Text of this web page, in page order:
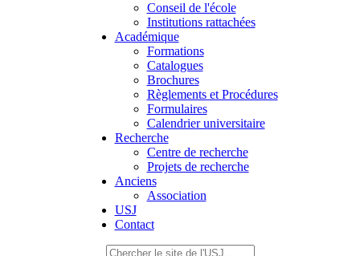
Conseil de l'école
Institutions rattachées
Académique
Formations
Catalogues
Brochures
Règlements et Procédures
Formulaires
Calendrier universitaire
Recherche
Centre de recherche
Projets de recherche
Anciens
Association
USJ
Contact